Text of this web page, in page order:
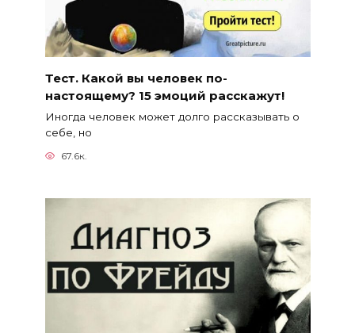
Тест. Какой вы человек по-
настоящему? 15 эмоций расскажут!
Иногда человек может долго рассказывать о
себе, но
67.6к.